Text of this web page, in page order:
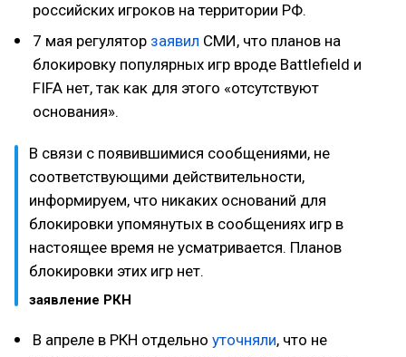
российских игроков на территории РФ.
7 мая регулятор заявил СМИ, что планов на
блокировку популярных игр вроде Battlefield и
FIFA нет, так как для этого «отсутствуют
основания».
В связи с появившимися сообщениями, не
соответствующими действительности,
информируем, что никаких оснований для
блокировки упомянутых в сообщениях игр в
настоящее время не усматривается. Планов
блокировки этих игр нет.
заявление РКН
В апреле в РКН отдельно уточняли, что не